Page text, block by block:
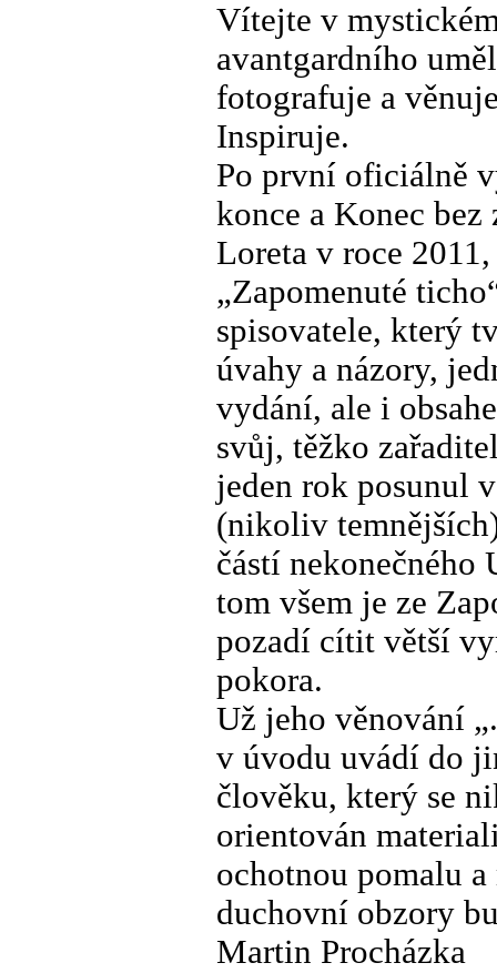
Vítejte v
avantgardního
fotografuje a
Inspiruje.
Po první oficiálně
konce a Konec
Loreta v roce
„Zapomenuté
spisovatele, který
úvahy a názory,
vydání, ale i
svůj, těžko
jeden rok posunul
(nikoliv
částí nekonečného
tom všem je ze
pozadí cítit větší
pokora.
Už jeho věnování
v úvodu uvádí do
člověku, který se
orientován
ochotnou pomalu
duchovní obzory
Martin Procházka